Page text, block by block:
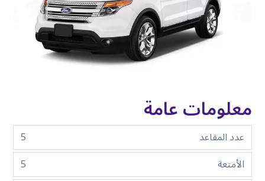
معلومات عامة
عدد المقاعد
5
الأمتعة
5